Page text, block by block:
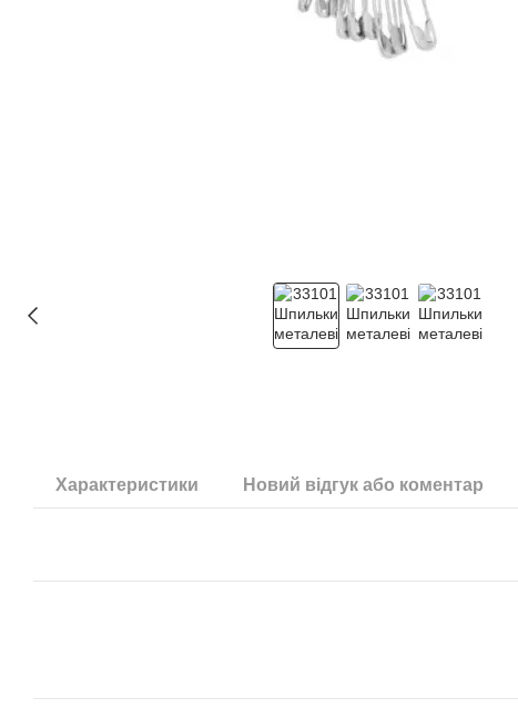
Характеристики Новий відгук або коментар